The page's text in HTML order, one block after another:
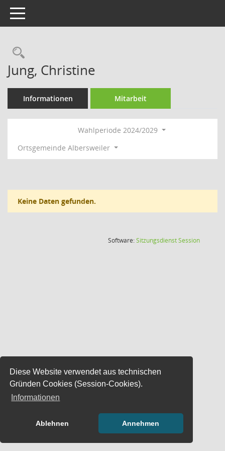
Diese Website verwendet aus technischen
Gründen Cookies (Session-Cookies).
Informationen
Ablehnen Annehmen
Toggle navigation
Rechercheauswahl
Jung, Christine
Informationen Mitarbeit
Wahlperiode 2024/2029
Ortsgemeinde Albersweiler
Keine Daten gefunden.
Software:SitzungsdienstSession(Wird in